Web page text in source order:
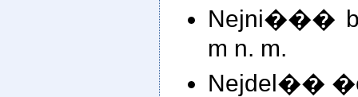
Nejni���
m n. m.
Nejdel��